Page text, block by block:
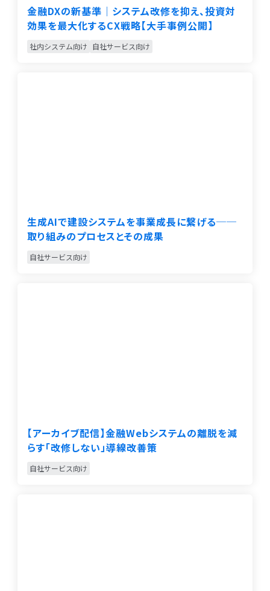
金融DXの新基準｜システム改修を抑え、投資対
効果を最大化するCX戦略【大手事例公開】
社内システム向け 自社サービス向け
生成AIで建設システムを事業成長に繋げる──
取り組みのプロセスとその成果
自社サービス向け
【アーカイブ配信】金融Webシステムの離脱を減
らす「改修しない」導線改善策
自社サービス向け